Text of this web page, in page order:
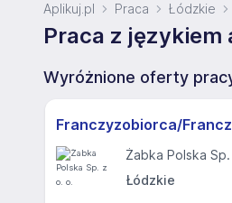
Aplikuj.pl Praca Łódzkie
Praca z językiem
Wyróżnione oferty
Żabka Polska
Łódzkie